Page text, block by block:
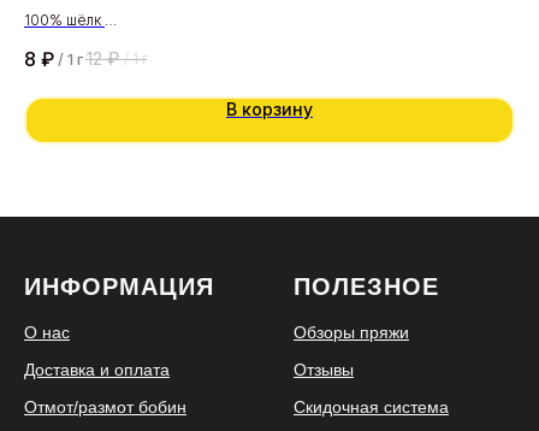
100% шёлк
8 ₽ / 1 г 12 ₽ / 1 г
В корзину
ИНФОРМАЦИЯ
О нас
Доставка и оплата
Отмот/размот бобин
ПОЛЕЗНОЕ
Обзоры пряжи
Отзывы
Скидочная система